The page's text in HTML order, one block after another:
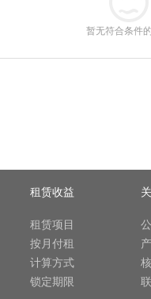
暂无符合条件
租赁收益
租赁项目
按月付租
计算方式
锁定期限